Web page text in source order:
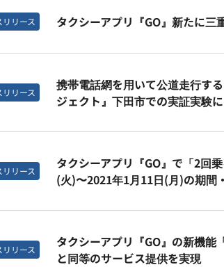
リリース タクシーアプリ『GO』新たに三
リリース
携帯電話網を用いて公道走行す
ジェクト』下田市での実証実験
リリース
タクシーアプリ『GO』で「2回
(火)〜2021年1月11日(月)の期間
リリース
タクシーアプリ『GO』の新機
と同等のサービス提供を実現